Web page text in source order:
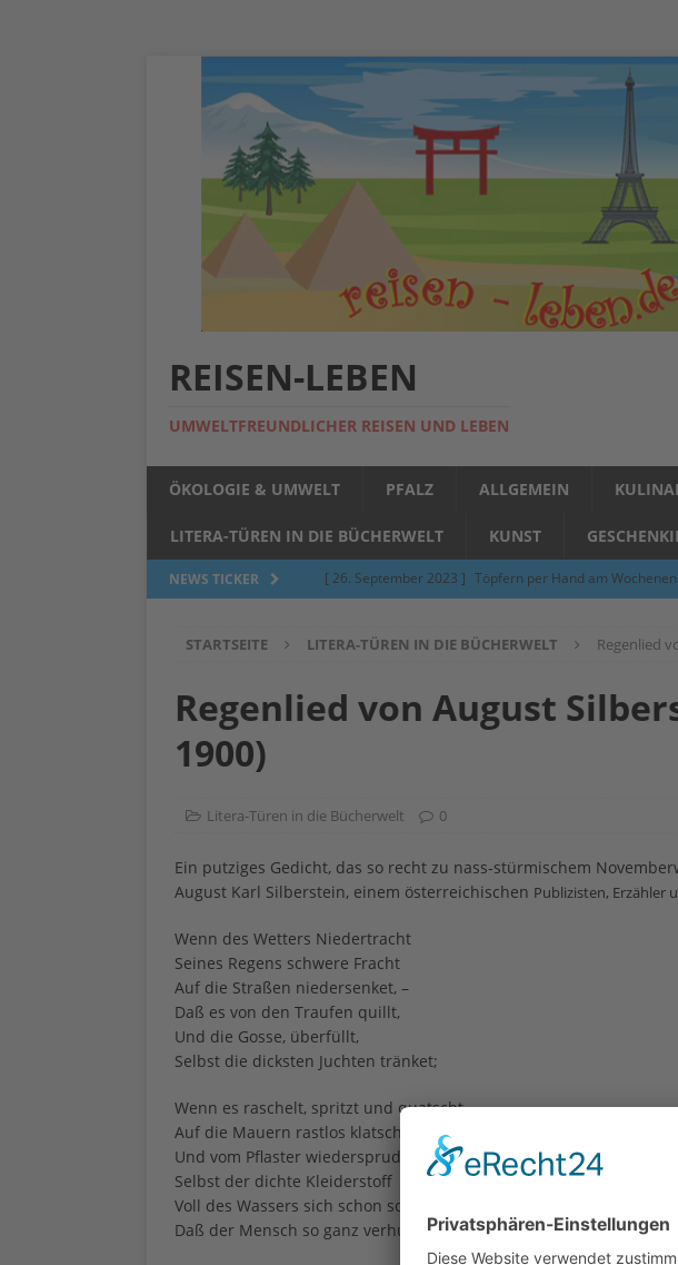
REISEN-LEBEN
UMWELTFREUNDLICHER REISEN UND LEBEN
ÖKOLOGIE & UMWELT PFALZ ALLGEMEIN
LITERA-TÜREN IN DIE BÜCHERWELT KUNST
NEWS TICKER [ 26. September 2023 ] Töpfern per Hand am
[ 5. Juni 2023 ]
Töpfern am Abend – Schnupperkurse
ALLGEMEIN
Umfage: Wie gelingt eine
Jucken auf acht Beinen…
STARTSEITE LITERA-TÜREN IN DIE BÜCHERWELT Regenlied
Regenlied von August
1900)
Litera-Türen in die Bücherwelt 0
Ein putziges Gedicht, das so recht zu nass-stürmischem
August Karl Silberstein, einem österreichischen Publizisten, Erzähler
Wenn des Wetters Niedertracht
Seines Regens schwere Fracht
Auf die Straßen niedersenket, –
Daß es von den Traufen quillt,
Und die Gosse, überfüllt,
Selbst die dicksten Juchten tränket;
Wenn es raschelt, spritzt und quatscht,
Auf die Mauern rastlos klatscht,
Und vom Pflaster wiedersprudelt –
Selbst der dichte Kleiderstoff
Voll des Wassers sich schon soff,
Daß der Mensch so ganz verhudelt;